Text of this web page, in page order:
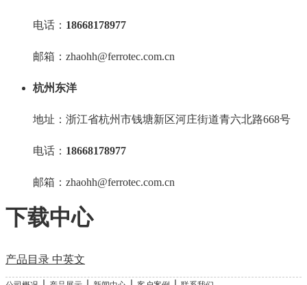
电话： 18668178977
邮箱：zhaohh@ferrotec.com.cn
杭州东洋
地址：浙江省杭州市钱塘新区河庄街道青六北路668号
电话： 18668178977
邮箱：zhaohh@ferrotec.com.cn
下载中心
产品目录 中英文